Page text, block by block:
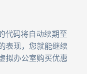
代码将自动续期至
表现，您就能继续
拟办公室购买优惠